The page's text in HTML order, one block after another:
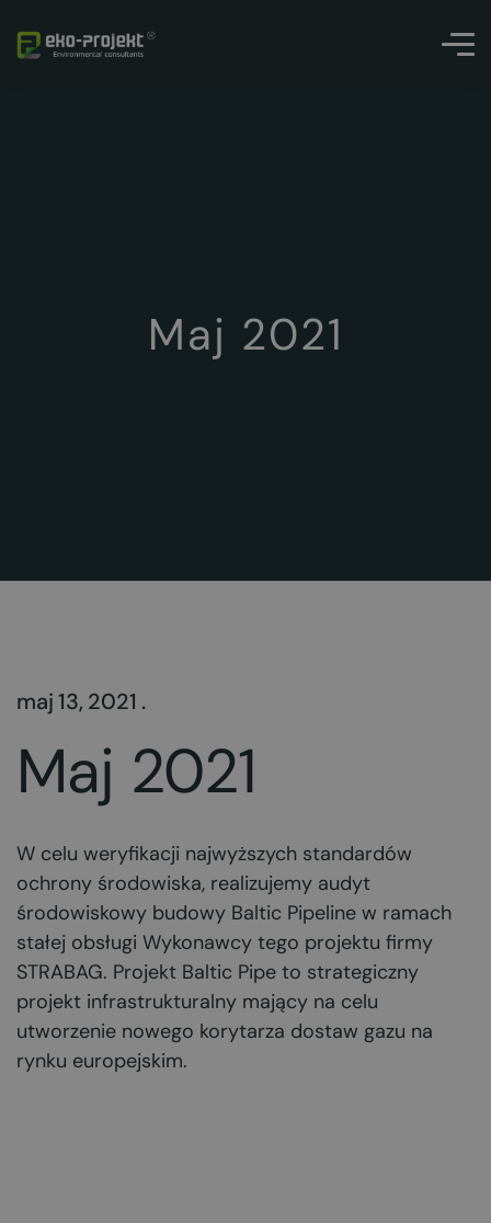
Maj 2021
maj 13, 2021 .
Maj 2021
W celu weryfikacji najwyższych standardów
ochrony środowiska, realizujemy audyt
środowiskowy budowy Baltic Pipeline w ramach
stałej obsługi Wykonawcy tego projektu firmy
STRABAG. Projekt Baltic Pipe to strategiczny
projekt infrastrukturalny mający na celu
utworzenie nowego korytarza dostaw gazu na
rynku europejskim.